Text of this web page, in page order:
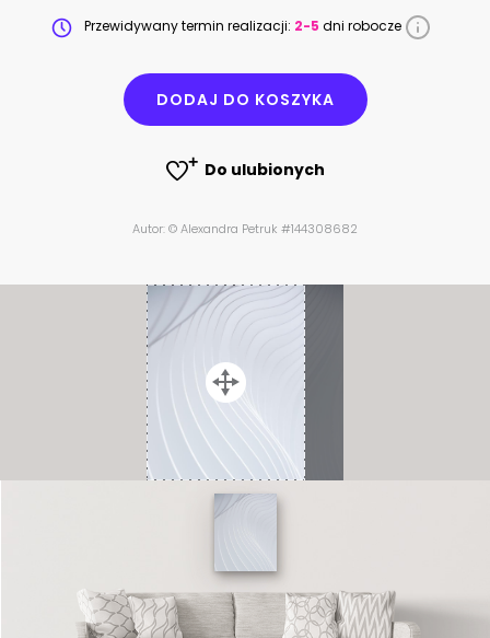
Przewidywany termin realizacji: 2-5 dni robocze
DODAJ DO KOSZYKA
Do ulubionych
Autor: © Alexandra Petruk #144308682